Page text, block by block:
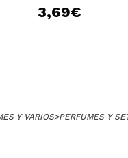
3,69€
Y VARIOS>PERFUMES Y